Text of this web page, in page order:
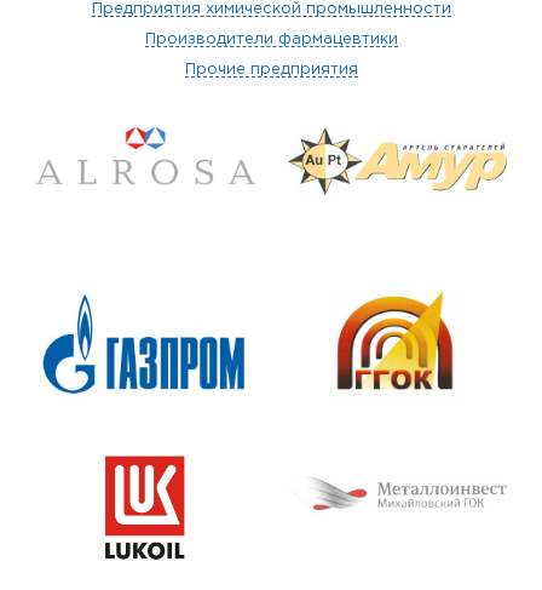
Предприятия химической промышленности
Производители фармацевтики
Прочие предприятия